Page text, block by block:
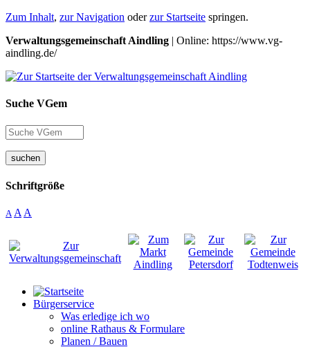
Zum Inhalt, zur Navigation oderzur Startseite springen.
Verwaltungsgemeinschaft Aindling | Online: https://www.vg-
aindling.de/
Suche VGem
suchen
Schriftgröße
A A A
Bürgerservice
Was erledige ich wo
online Rathaus & Formulare
Planen / Bauen